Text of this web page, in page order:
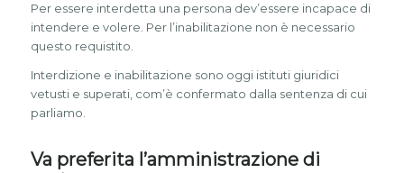
Per essere interdetta una persona dev’essere incapace di
intendere e volere. Per l’inabilitazione non è necessario
questo requistito.
Interdizione e inabilitazione sono oggi istituti giuridici
vetusti e superati, com’è confermato dalla sentenza di cui
parliamo.
Va preferita l’amministrazione di